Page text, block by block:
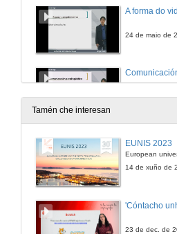
A forma do
24 de maio de
24 de maio de
8 de maio de
Tamén che interesan
EUNIS 2023
14 de xuño de
'Cóntacho
23 de dec. de